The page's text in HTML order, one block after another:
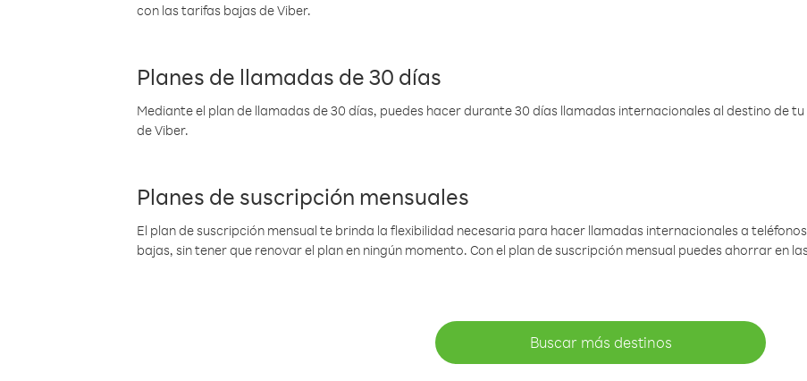
con las tarifas bajas de Viber.
Planes de llamadas de 30 días
Mediante el plan de llamadas de 30 días, puedes hacer durante 30 días llamadas internacionales al destino de
de Viber.
Planes de suscripción mensuales
El plan de suscripción mensual te brinda la flexibilidad necesaria para hacer llamadas internacionales a
bajas, sin tener que renovar el plan en ningún momento. Con el plan de suscripción mensual puedes ahorrar en
Buscar más destinos